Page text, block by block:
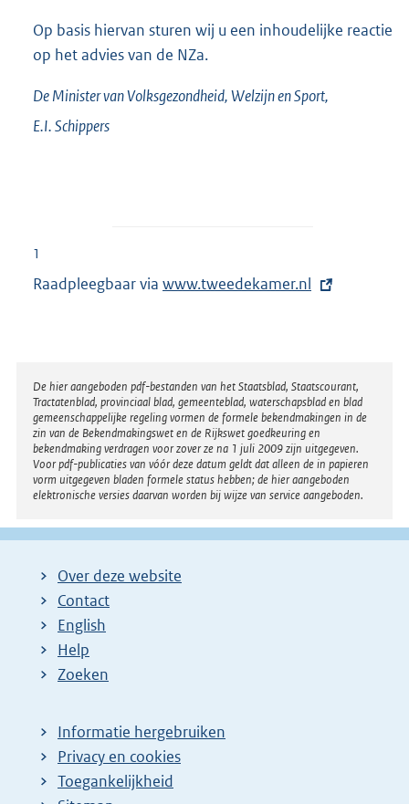
Op basis hiervan sturen wij u een inhoudelijke reactie
op het advies van de NZa.
De Minister van Volksgezondheid, Welzijn en Sport,
E.I.Schippers
1
Raadpleegbaar via E
r
n
e
l
i
n
k
www.tweedekamer.nl
Disclaimer
De hier aangeboden pdf-bestanden van het Staatsblad, Staatscourant,
Tractatenblad, provinciaal blad, gemeenteblad, waterschapsblad en blad
gemeenschappelijke regeling vormen de formele bekendmakingen in de
zin van de Bekendmakingswet en de Rijkswet goedkeuring en
bekendmaking verdragen voor zover ze na 1 juli 2009 zijn uitgegeven.
Voor pdf-publicaties van vóór deze datum geldt dat alleen de in papieren
vorm uitgegeven bladen formele status hebben; de hier aangeboden
elektronische versies daarvan worden bij wijze van service aangeboden.
Over deze website
Contact
English
Help
Zoeken
Informatie hergebruiken
Privacy en cookies
Toegankelijkheid